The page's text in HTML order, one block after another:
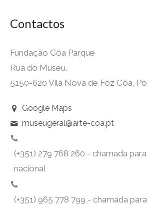
Contactos
Fundação Côa Parque
Rua do Museu,
5150-620 Vila Nova de Foz Côa,
Google Maps
museugeral@arte-coa.pt
(+351) 279 768 260 - chamada
nacional
(+351) 965 778 799 - chamada